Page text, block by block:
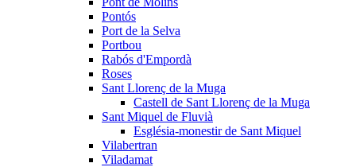
Pontós
Port de la Selva
Portbou
Rabós d'Empordà
Roses
Sant Llorenç de la Muga
Castell de Sant Llorenç de la Muga
Sant Miquel de Fluvià
Església-monestir de Sant Miquel
Vilabertran
Viladamat